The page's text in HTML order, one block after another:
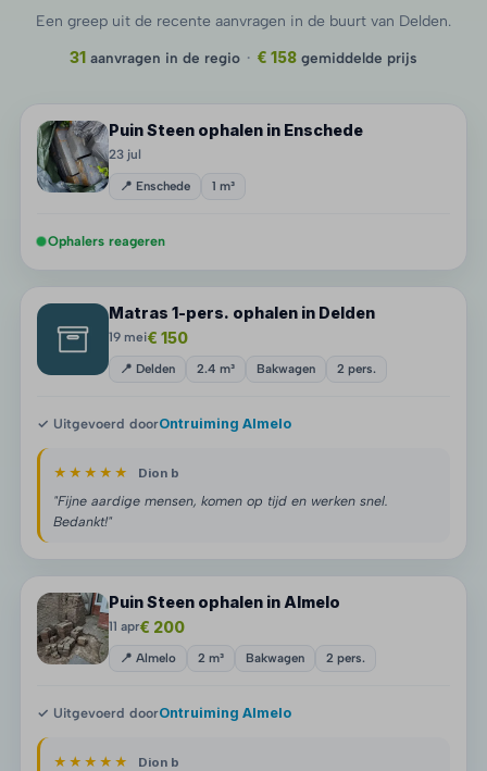
Een greep uit de recente aanvragen in de buurt van Delden.
31 aanvragen in de regio · € 158 gemiddelde prijs
Puin Steen ophalen in Enschede
23 jul
📍 Enschede 1 m³
Ophalers reageren
Matras 1-pers. ophalen in Delden
19 mei€ 150
📍 Delden 2.4 m³ Bakwagen 2 pers.
✓ Uitgevoerd doorOntruiming Almelo
★★★★★ Dion b
"Fijne aardige mensen, komen op tijd en werken snel.
Bedankt!"
Puin Steen ophalen in Almelo
11 apr€ 200
📍 Almelo 2 m³ Bakwagen 2 pers.
✓ Uitgevoerd doorOntruiming Almelo
★★★★★ Dion b